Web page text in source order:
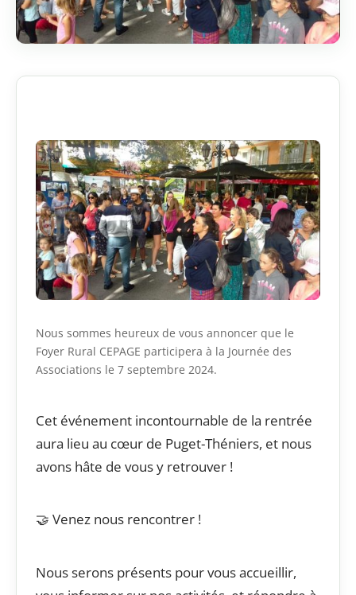
Nous sommes heureux de vous annoncer que le
Foyer Rural CEPAGE participera à la Journée des
Associations le 7 septembre 2024.
Cet événement incontournable de la rentrée
aura lieu au cœur de Puget-Théniers, et nous
avons hâte de vous y retrouver !
🤝 Venez nous rencontrer !
Nous serons présents pour vous accueillir,